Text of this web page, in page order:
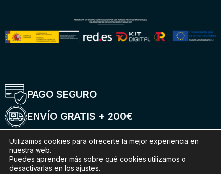
PAGO SEGURO
ENVÍO GRATIS + 200€
ENTREGA 5-6 DÍAS
ENVÍOS INTERNACIONALES
Utilizamos cookies para ofrecerte la mejor experiencia en
nuestra web.
Puedes aprender más sobre qué cookies utilizamos o
desactivarlas en los ajustes.